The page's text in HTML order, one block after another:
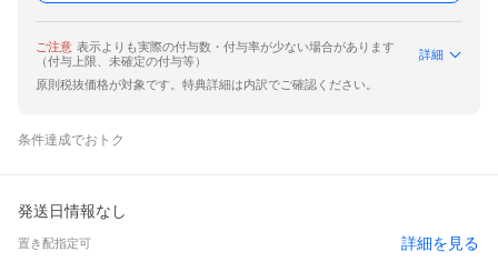
ご注意 表示よりも実際の付与数・付与率が少ない場合があります
（付与上限、未確定の付与等）
詳細
原則税抜価格が対象です。特典詳細は内訳でご確認ください。
条件達成でおトク
発送日情報なし
置き配指定可 詳細を見る